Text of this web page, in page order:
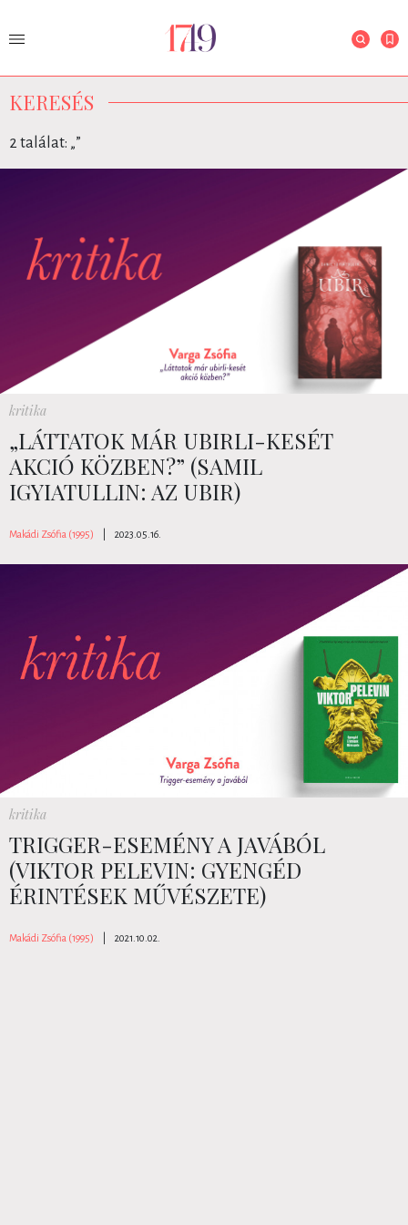
KERESÉS
2 találat: „”
kritika
„LÁTTATOK MÁR UBIRLI-KESÉT
AKCIÓ KÖZBEN?” (SAMIL
IGYIATULLIN: AZ UBIR)
Makádi Zsófia (1995) 2023.05.16.
kritika
TRIGGER-ESEMÉNY A JAVÁBÓL
(VIKTOR PELEVIN: GYENGÉD
ÉRINTÉSEK MŰVÉSZETE)
Makádi Zsófia (1995) 2021.10.02.